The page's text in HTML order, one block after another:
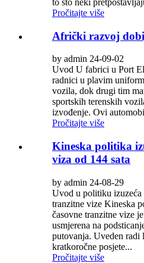
to što neki
Pročitajte više
Afrički razvoj
by admin 24-09-02
Uvod U fabrici u Port
radnici u plavim
vozila, dok drugi tim
sportskih terenskih
izvođenje. Ovi
Pročitajte više
Kineska politika
viza od 144 sata
by admin 24-08-29
Uvod u politiku izuzeća
tranzitne vize Kineska
časovne tranzitne vize
usmjerena na
putovanja. Uveden radi
kratkoročne posjete...
Pročitajte više